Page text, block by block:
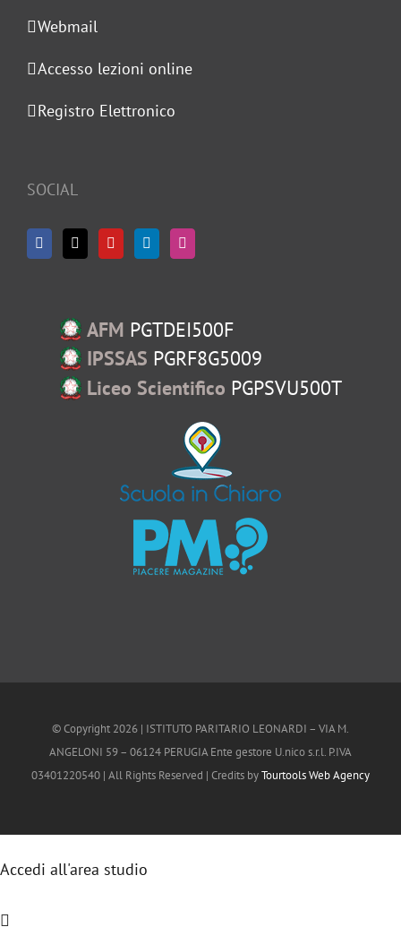
Webmail
Accesso lezioni online
Registro Elettronico
SOCIAL
AFM PGTDEI500F
IPSSAS PGRF8G5009
Liceo Scientifico PGPSVU500T
© Copyright 2026 | ISTITUTO PARITARIO LEONARDI – VIA M.
ANGELONI 59 – 06124 PERUGIA Ente gestore U.nico s.r.l. P.IVA
03401220540 | All Rights Reserved | Credits byTourtools Web Agency
Accedi all'area studio